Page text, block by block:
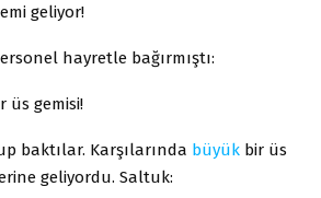
geliyor!
hayretle bağırmıştı:
üs gemisi!
baktılar. Karşılarında büyük bir üs
geliyordu. Saltuk: